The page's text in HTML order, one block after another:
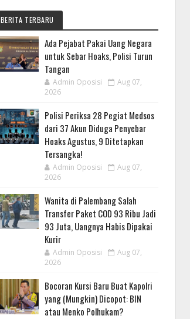
BERITA TERBARU
Ada Pejabat Pakai Uang Negara
untuk Sebar Hoaks, Polisi Turun
Tangan
Admin Oposisi
Aug 07,
2026
Polisi Periksa 28 Pegiat Medsos
dari 37 Akun Diduga Penyebar
Hoaks Agustus, 9 Ditetapkan
Tersangka!
Admin Oposisi
Aug 07,
2026
Wanita di Palembang Salah
Transfer Paket COD 93 Ribu Jadi
93 Juta, Uangnya Habis Dipakai
Kurir
Admin Oposisi
Aug 07,
2026
Bocoran Kursi Baru Buat Kapolri
yang (Mungkin) Dicopot: BIN
atau Menko Polhukam?